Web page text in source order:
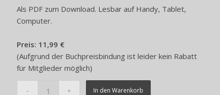
Als PDF zum Download. Lesbar auf Handy, Tablet,
Computer.
Preis: 11,99 €
(Aufgrund der Buchpreisbindung ist leider kein Rabatt
für Mitglieder möglich)
In den Warenkorb